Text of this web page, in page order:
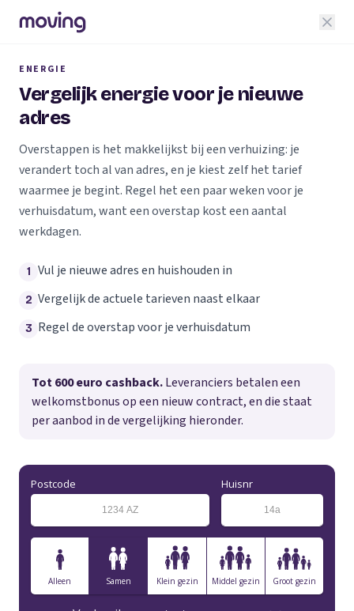
ENERGIE
Vergelijk energie voor je nieuwe
adres
Overstappen is het makkelijkst bij een verhuizing: je
verandert toch al van adres, en je kiest zelf het tarief
waarmee je begint. Regel het een paar weken voor je
verhuisdatum, want een overstap kost een aantal
werkdagen.
1 Vul je nieuwe adres en huishouden in
2 Vergelijk de actuele tarieven naast elkaar
3 Regel de overstap voor je verhuisdatum
Tot 600 euro cashback.Leveranciers betalen een
welkomstbonus op een nieuw contract, en die staat
per aanbod in de vergelijking hieronder.